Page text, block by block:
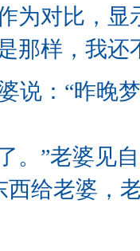
为对比，显
那样，我还
说：“昨晚
。”老婆见
西给老婆，